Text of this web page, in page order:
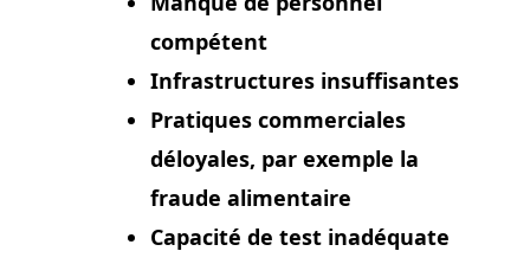
compétent
Infrastructures insuffisantes
Pratiques commerciales
déloyales, par exemple la
fraude alimentaire
Capacité de test inadéquate